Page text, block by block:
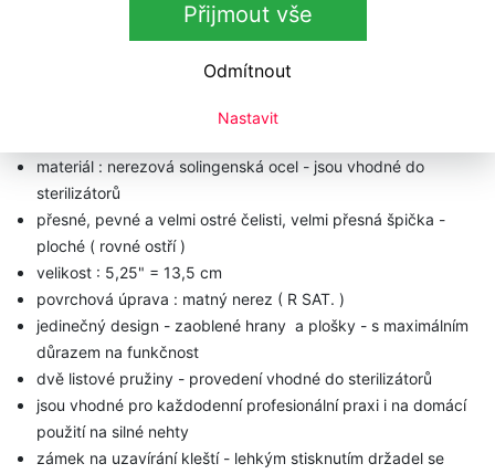
Přijmout vše
Odmítnout
Nastavit
DOVO Solingen 10600 006
ploché
materiál : nerezová solingenská ocel - jsou vhodné do
sterilizátorů
přesné, pevné a velmi ostré čelisti, velmi přesná špička -
ploché ( rovné ostří )
velikost : 5,25" = 13,5 cm
povrchová úprava : matný nerez ( R SAT. )
jedinečný design - zaoblené hrany a plošky - s maximálním
důrazem na funkčnost
dvě listové pružiny - provedení vhodné do sterilizátorů
jsou vhodné pro každodenní profesionální praxi i na domácí
použití na silné nehty
zámek na uzavírání kleští - lehkým stisknutím držadel se